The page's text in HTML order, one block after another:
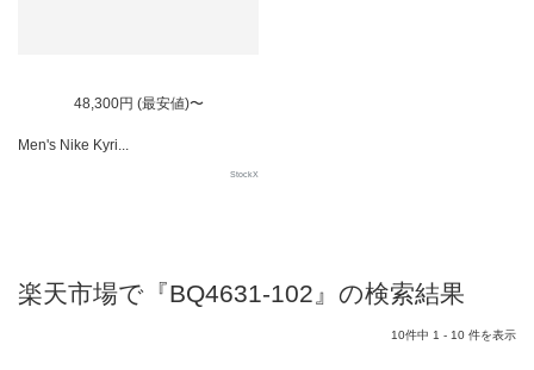
48,300円 (最安値)〜
Men's Nike Kyri...
StockX
楽天市場で『BQ4631-102』の検索結果
10件中 1 - 10 件を表示